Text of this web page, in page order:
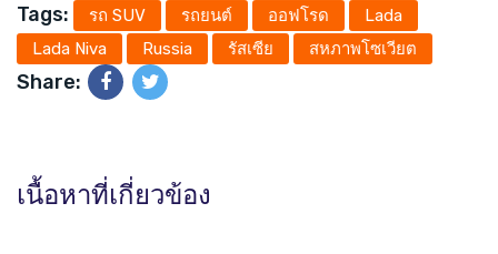
Tags: รถ SUV รถยนต์ ออฟโรด
Lada
Lada Niva
Russia รัสเซีย สหภาพโซเวียต
Share:
เนื้อหาที่เกี่ยวข้อง